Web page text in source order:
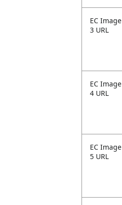
EC Image
3 URL
EC Image
4 URL
EC Image
5 URL